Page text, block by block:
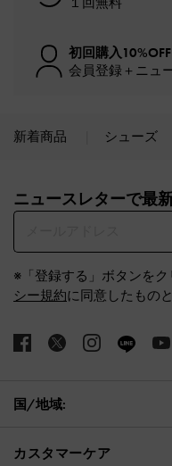
初回購入10%OFF
会員登録＋ニュ
新着商品 シューズ
ニュースレターで最
※「登録する」ボタンをク
シー規約に同意したもの
国/地域:
カスタマーケア